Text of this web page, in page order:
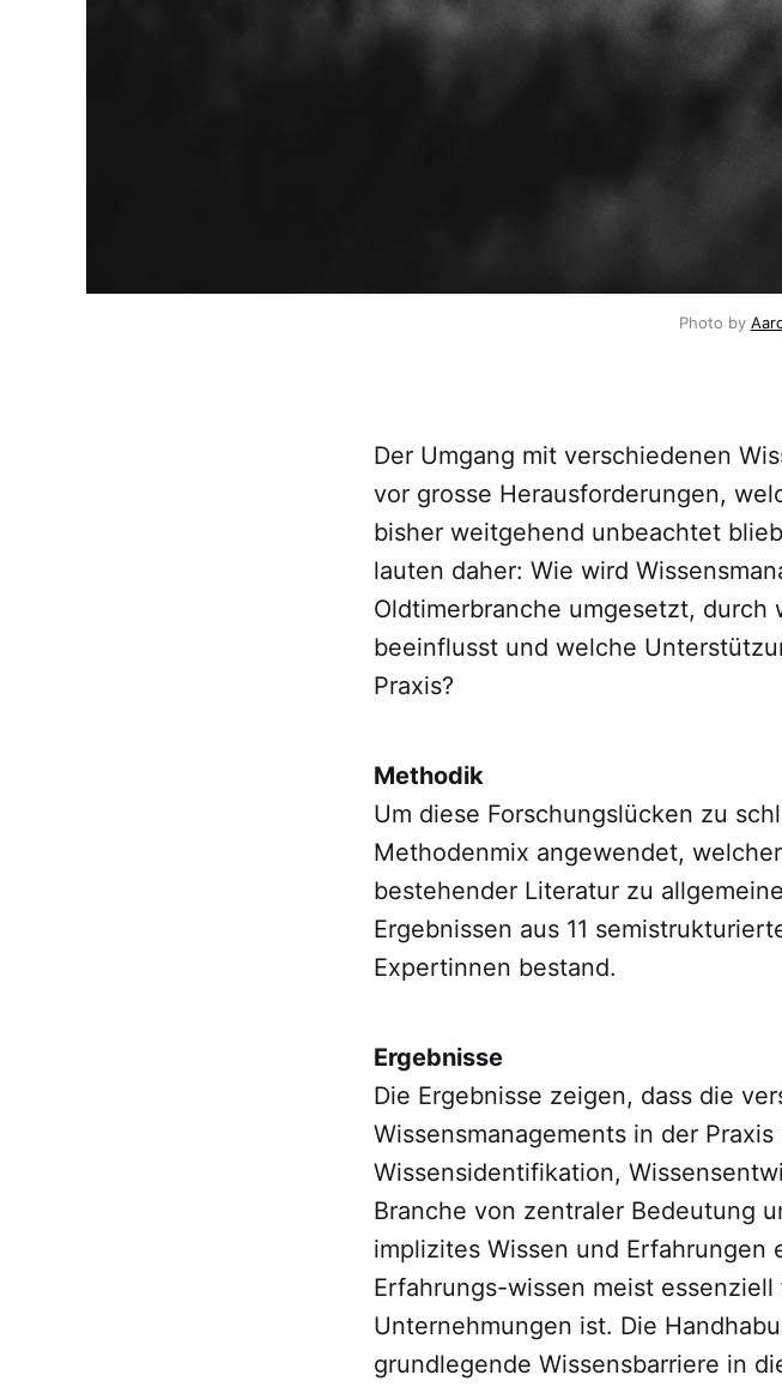
Photo by
Der Umgang mit verschiedenen
vor grosse Herausforderungen,
bisher weitgehend unbeachtet
lauten daher: Wie wird
Oldtimerbranche umgesetzt,
beeinflusst und welche
Praxis?
Methodik
Um diese Forschungslücken zu
Methodenmix angewendet,
bestehender Literatur zu
Ergebnissen aus 11
Expertinnen bestand.
Ergebnisse
Die Ergebnisse zeigen, dass die
Wissensmanagements in der
Wissensidentifikation,
Branche von zentraler Bedeutung
implizites Wissen und Erfahrungen
Erfahrungs-wissen meist
Unternehmungen ist. Die
grundlegende Wissensbarriere in